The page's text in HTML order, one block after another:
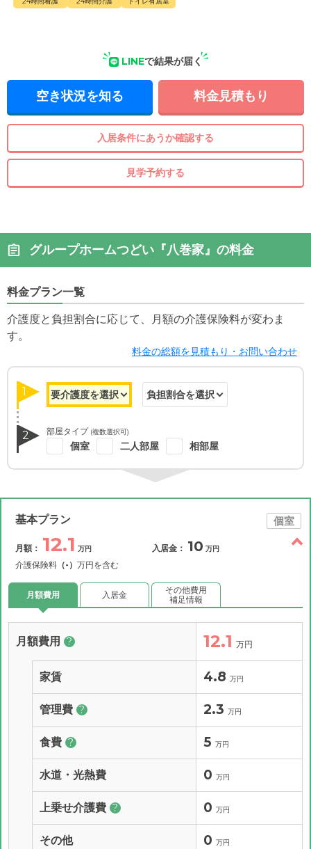
LINEで結果が届く
空き状況を知る 料金見積もり
入居条件にあうか確認する
見学予約する
グループホームつどい『八巻家』の料金
料金プラン一覧
介護度と負担割合に応じて、月額の介護保険料が変わま
す。
料金の総額を見積もり・お問い合わせ
1
2 部屋タイプ (複数選択可)
個室 二人部屋 相部屋
基本プラン 個室
月額： 12.1 万円
介護保険料 （-） 万円を含む
入居金： 10 万円
月額費用 入居金
その他費用
補足情報
月額費用 ? 12.1 万円
家賃 4.8 万円
管理費 ? 2.3 万円
食費 ? 5 万円
水道・光熱費 0 万円
上乗せ介護費 ? 0 万円
その他 0 万円